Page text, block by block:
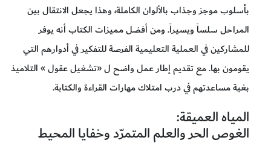
بأسلوب موجز وجذاب بالألوان الكاملة، وهذا يجعل الانتقال بين
المراحل سلساً ويسيراً. ومن أفضل مميزات الكتاب أنه يوفر
للمشاركين في العملية التعليمية الفرصة للتفكير في أدوارهم التي
يقومون بها. مع تقديم إطار عمل واضح ل «تشغيل عقول » التلاميذ
بغية مساعدتهم في درب امتلاك مهارات القراءة والكتابة.
المياه العميقة:
الغوص الحر والعلم المتمرّد وخفايا المحيط